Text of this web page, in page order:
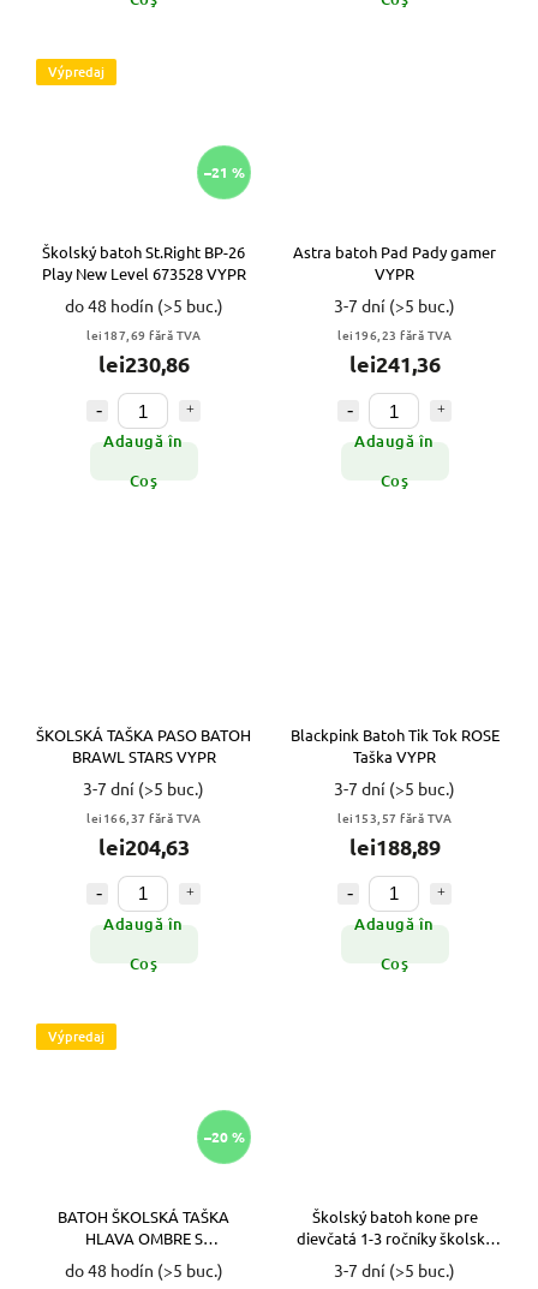
Výpredaj
–21 %
Školský batoh St.Right BP-26
Play New Level 673528 VYPR
do 48 hodín (>5 buc.)
lei187,69 fără TVA
lei230,86
Adaugă în
Coş
Astra batoh Pad Pady gamer
VYPR
3-7 dní (>5 buc.)
lei196,23 fără TVA
lei241,36
Adaugă în
Coş
ŠKOLSKÁ TAŠKA PASO BATOH
BRAWL STARS VYPR
3-7 dní (>5 buc.)
lei166,37 fără TVA
lei204,63
Adaugă în
Coş
Blackpink Batoh Tik Tok ROSE
Taška VYPR
3-7 dní (>5 buc.)
lei153,57 fără TVA
lei188,89
Adaugă în
Coş
Výpredaj
–20 %
BATOH ŠKOLSKÁ TAŠKA
HLAVA OMBRE S
LASTOVIČKAMI VYPR
do 48 hodín (>5 buc.)
Školský batoh kone pre
dievčatá 1-3 ročníky školská
taška Paso VYPR
3-7 dní (>5 buc.)